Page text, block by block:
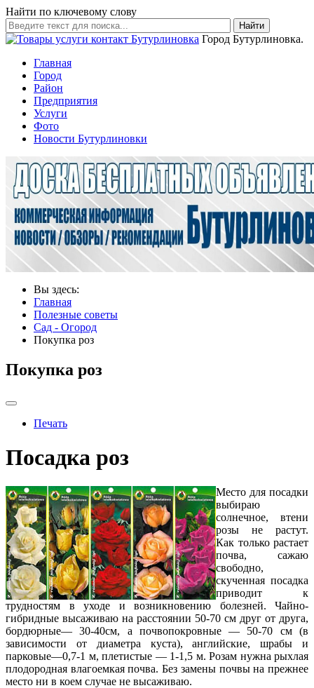
Найти по ключевому слову
Найти
Город Бутурлиновка.
Главная
Город
Район
Предприятия
Услуги
Фото
Новости Бутурлиновки
Вы здесь:
Главная
Полезные советы
Сад - Огород
Покупка роз
Покупка роз
Печать
Посадка роз
Место для посадки
выбираю
солнечное, втени
розы не растут.
Как только растает
почва, сажаю
свободно,
скученная посадка
приводит к
трудностям в уходе и возникновению болезней. Чайно-
гибридные высаживаю на расстоянии 50-70 см друг от друга,
бордюрные— 30-40см, а почвопокровные — 50-70 см (в
зависимости от диаметра куста), английские, шрабы и
парковые—0,7-1 м, плетистые — 1-1,5 м. Розам нужна рыхлая
плодородная влагоемкая почва. Без замены почвы на прежнее
место ни в коем случае не высаживаю.